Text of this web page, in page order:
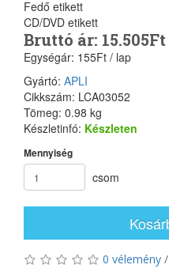
Fedő etikett
CD/DVD etikett
Bruttó ár: 15.505Ft
Egységár: 155Ft / lap
Gyártó: APLI
Cikkszám: LCA03052
Tömeg: 0.98 kg
Készletinfó: Készleten
Mennyiség
csom
0 vélemény /